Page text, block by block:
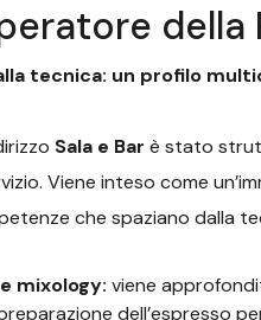
della
tecnica: un profilo
Sala e Bar è stato
Viene inteso come
che spaziano dalla
mixology: viene
dell’espresso